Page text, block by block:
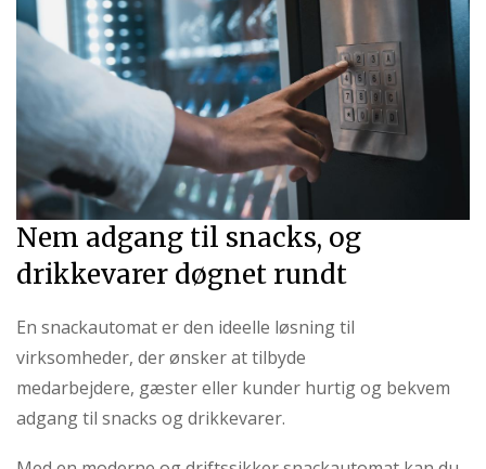
Nem adgang til snacks, og
drikkevarer døgnet rundt
En snackautomat er den ideelle løsning til
virksomheder, der ønsker at tilbyde
medarbejdere, gæster eller kunder hurtig og bekvem
adgang til snacks og drikkevarer.